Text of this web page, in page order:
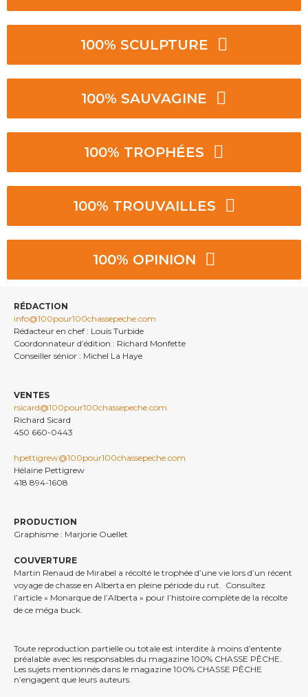
100% SCULPTURE
100% SAUVAGINE
100% TROPHÉES
100% TROUVAILLES
100% OPINION
RÉDACTION
info@100pour100chassepeche.com
Rédacteur en chef : Louis Turbide
Coordonnateur d’édition : Richard Monfette
Conseiller sénior : Michel La Haye
VENTES
rsicard@100pour100chassepeche.com
Richard Sicard
450 660-0443
hpettigrew@100pour100chassepeche.com
Hélaine Pettigrew
418 894-1608
PRODUCTION
Graphisme : Marjorie Ouellet
COUVERTURE
Martin Renaud de Mirabel a récolté le trophée d’une vie lors d’un récent
voyage de chasse en Alberta en pleine période du rut. Consultez
l’article « Monarque de l’Alberta » pour l’histoire complète de la récolte
de ce méga buck.
Toute reproduction partielle ou totale est interdite à moins d’entente
préalable avec les responsables du magazine 100% CHASSE PÊCHE.
Les sujets mentionnés dans le magazine 100% CHASSE PÊCHE
n’engagent que leurs auteurs.